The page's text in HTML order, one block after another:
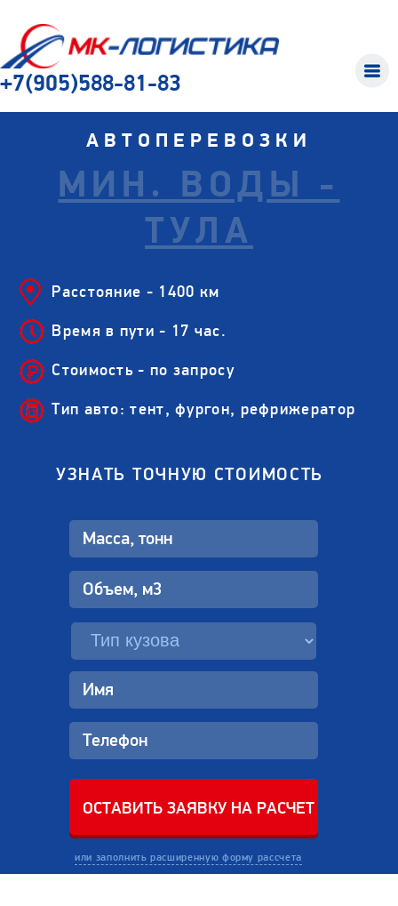
+7(905)588-81-83
АВТОПЕРЕВОЗКИ
МИН. ВОДЫ -
ТУЛА
Расстояние - 1400 км
Время в пути - 17 час.
Стоимость - по запросу
Тип авто: тент, фургон, рефрижератор
УЗНАТЬ ТОЧНУЮ СТОИМОСТЬ
или заполнить расширенную форму рассчета